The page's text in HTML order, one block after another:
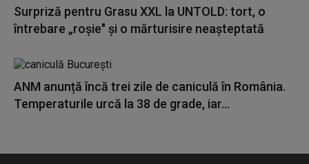
Surpriză pentru Grasu XXL la UNTOLD: tort, o
întrebare „roșie" și o mărturisire neașteptată
ANM anunță încă trei zile de caniculă în România.
Temperaturile urcă la 38 de grade, iar...